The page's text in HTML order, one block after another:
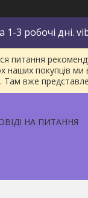
1-3 робочі дні.
питання
покупців
Там вже
НА ПИТАННЯ